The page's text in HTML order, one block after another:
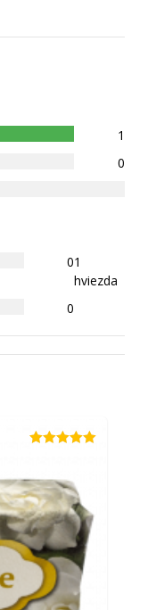
1
0
01
hviezda
0